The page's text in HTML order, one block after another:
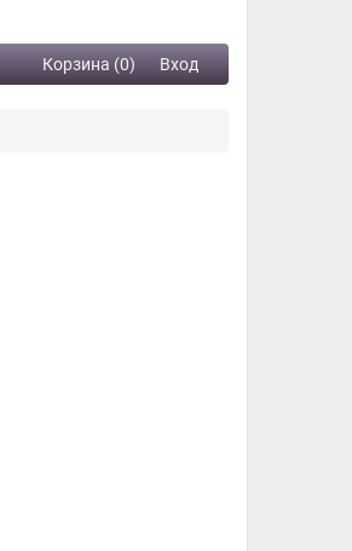
Корзина (0) Вход